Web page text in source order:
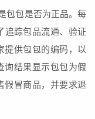
包包是否为正品。每
追踪包品流通、验证
提供包包的编码，以
询结果显示包包为假
假冒商品，并要求退